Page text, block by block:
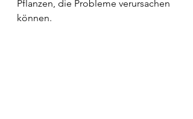
Pflanzen, die Probleme verursachen
können.